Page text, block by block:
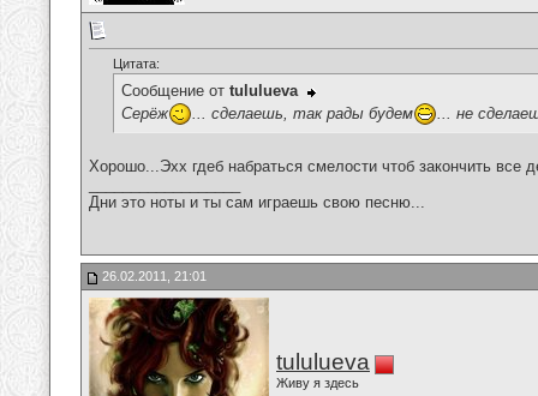
Цитата:
Сообщение от tululueva
Серёж
... сделаешь, так рады будем ... не
Хорошо...Эхх гдеб набраться смелости чтоб закончить
Дни это ноты и ты сам играешь свою песню...
26.02.2011, 21:01
tululueva
Живу я здесь